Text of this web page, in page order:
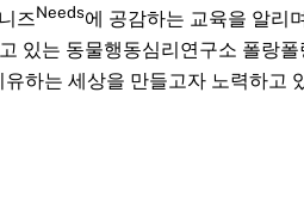
즈Needs에 공감하는 교육을 알리며
있는 동물행동심리연구소 폴랑
하는 세상을 만들고자 노력하고